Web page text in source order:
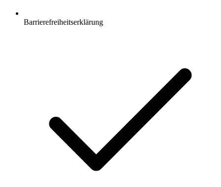
Barrierefreiheitserklärung